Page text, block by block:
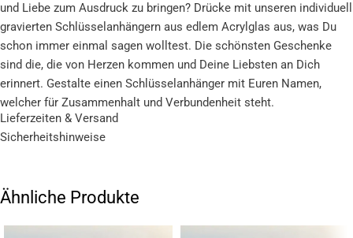
und Liebe zum Ausdruck zu bringen? Drücke mit unseren individuell
gravierten Schlüsselanhängern aus edlem Acrylglas aus, was Du
schon immer einmal sagen wolltest. Die schönsten Geschenke
sind die, die von Herzen kommen und Deine Liebsten an Dich
erinnert. Gestalte einen Schlüsselanhänger mit Euren Namen,
welcher für Zusammenhalt und Verbundenheit steht.
Gestalte Dir mithilfe unseres Online Konfigurators in wenigen
Schritten ein bildschönes Unikat. Wähle einen Gravurtext in einer
Eigenschaften
– Material: GS Acrylglas (Klar oder Milchglas)
Lieferzeiten & Versand
Sicherheitshinweise
Ähnliche Produkte